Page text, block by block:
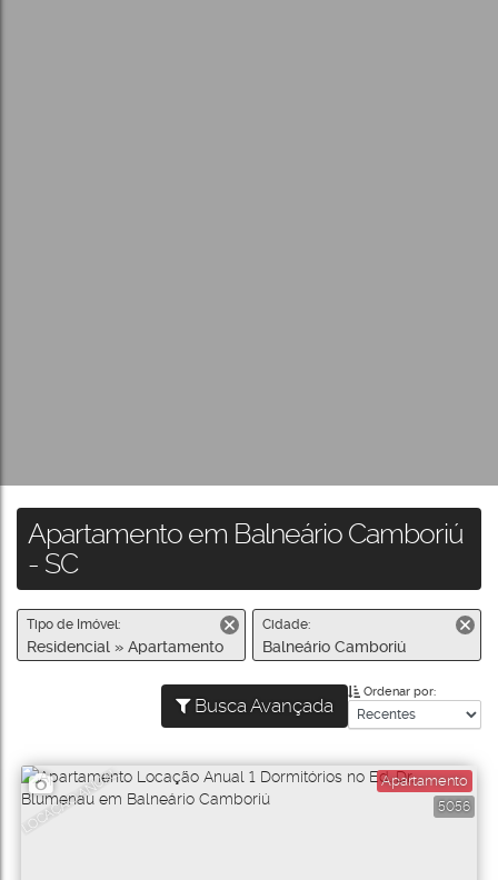
Apartamento em Balneário Camboriú
- SC
Tipo de Imóvel:
Residencial » Apartamento
Cidade:
Balneário Camboriú
Busca Avançada
Ordenar por:
LOCAÇÃO ANUAL 5056
Apartamento